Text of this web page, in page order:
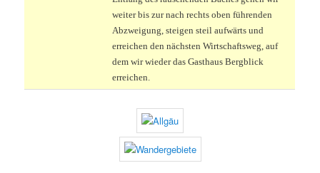
weiter bis zur nach rechts oben führenden
Abzweigung, steigen steil aufwärts und
erreichen den nächsten Wirtschaftsweg, auf
dem wir wieder das Gasthaus Bergblick
erreichen.